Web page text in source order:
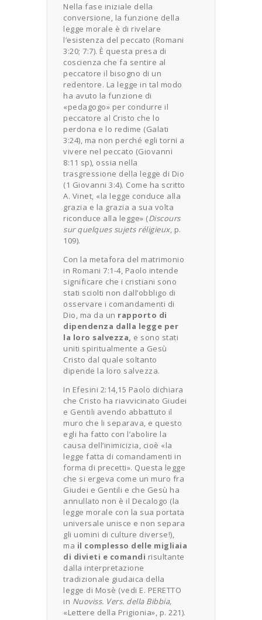
Nella fase iniziale della
conversione, la funzione della
legge morale è di rivelare
l’esistenza del peccato (Romani
3:20; 7:7). È questa presa di
coscienza che fa sentire al
peccatore il bisogno di un
redentore. La legge in tal modo
ha avuto la funzione di
«pedagogo» per condurre il
peccatore al Cristo che lo
perdona e lo redime (Galati
3:24), ma non perché egli torni a
vivere nel peccato (Giovanni
8:11 sp), ossia nella
trasgressione della legge di Dio
(1 Giovanni 3:4). Come ha scritto
A. Vinet, «la legge conduce alla
grazia e la grazia a sua volta
riconduce alla legge» (Discours
sur quelques sujets réligieux, p.
109).
Con la metafora del matrimonio
in Romani 7:1-4, Paolo intende
significare che i cristiani sono
stati sciolti non dall’obbligo di
osservare i comandamenti di
Dio, ma da un rapporto di
dipendenza dalla legge per
la loro salvezza, e sono stati
uniti spiritualmente a Gesù
Cristo dal quale soltanto
dipende la loro salvezza.
In Efesini 2:14,15 Paolo dichiara
che Cristo ha riavvicinato Giudei
e Gentili avendo abbattuto il
muro che li separava, e questo
egli ha fatto con l’abolire la
causa dell’inimicizia, cioè «la
legge fatta di comandamenti in
forma di precetti». Questa legge
che si ergeva come un muro fra
Giudei e Gentili e che Gesù ha
annullato non è il Decalogo (la
legge morale con la sua portata
universale unisce e non separa
gli uomini di culture diverse!),
ma il complesso delle migliaia
di divieti e comandi risultante
dalla interpretazione
tradizionale giudaica della
legge di Mosè (vedi E. PERETTO
in Nuoviss. Vers. della Bibbia,
«Lettere della Prigionia», p. 221).